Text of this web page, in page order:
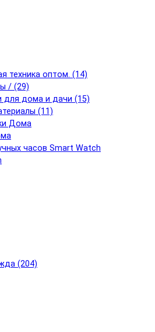
техника оптом. (14)
/ (29)
для дома и дачи (15)
(11)
Дома
часов Smart Watch
(204)